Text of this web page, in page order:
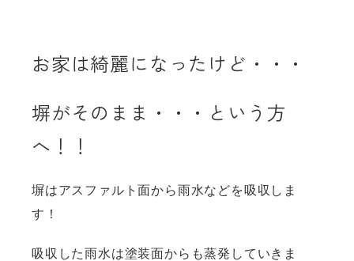
お家は綺麗になったけど・・・
塀がそのまま・・・という方
へ！！
塀はアスファルト面から雨水などを吸収しま
す！
吸収した雨水は塗装面からも蒸発していきま